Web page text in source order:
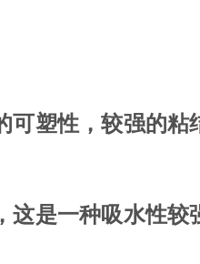
塑性，较强的
是一种吸水性较